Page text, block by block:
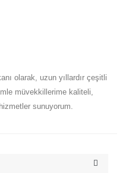
olarak, uzun yıllardır çeşitli
müvekkillerime kaliteli,
sunuyorum.